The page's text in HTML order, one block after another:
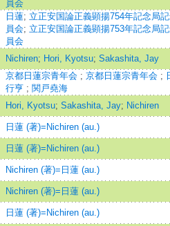
員会
日蓮; 立正安国論正義顕揚754年記念局
員会; 立正安国論正義顕揚753年記念局
員会
Nichiren; Hori, Kyotsu; Sakashita, Jay
京都日蓮宗青年会 ; 京都日蓮宗青年会 ;
行亨 ; 関戸堯海
Hori, Kyotsu; Sakashita, Jay; Nichiren
日蓮 (著)=Nichiren (au.)
日蓮 (著)=Nichiren (au.)
Nichiren (著)=日蓮 (au.)
Nichiren (著)=日蓮 (au.)
日蓮 (著)=Nichiren (au.)